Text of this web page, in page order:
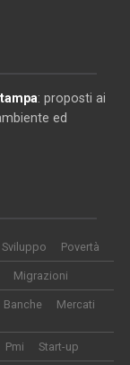
: proposti ai
ed
Sviluppo Povertà
Migrazioni
Banche Mercati
Pmi Start-up